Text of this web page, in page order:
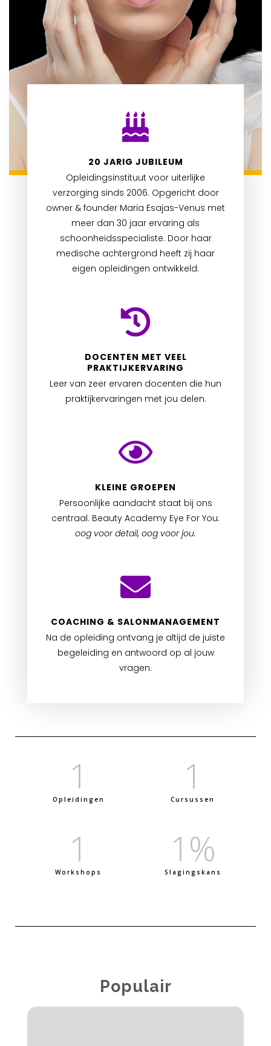
20 JARIG JUBILEUM
Opleidingsinstituut voor uiterlijke
verzorging sinds 2006. Opgericht door
owner & founder Maria Esajas-Venus met
meer dan 30 jaar ervaring als
schoonheidsspecialiste. Door haar
medische achtergrond heeft zij haar
eigen opleidingen ontwikkeld.
DOCENTEN MET VEEL
PRAKTIJKERVARING
Leer van zeer ervaren docenten die hun
praktijkervaringen met jou delen.
KLEINE GROEPEN
Persoonlijke aandacht staat bij ons
centraal. Beauty Academy Eye For You:
oog voor detail, oog voor jou.
COACHING & SALONMANAGEMENT
Na de opleiding ontvang je altijd de juiste
begeleiding en antwoord op al jouw
vragen.
Opleidingen
1
Cursussen
1
Workshops
1
Slagingskans
1 %
Populair